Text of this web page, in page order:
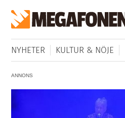
NYHETER KULTUR & NÖJE
ANNONS